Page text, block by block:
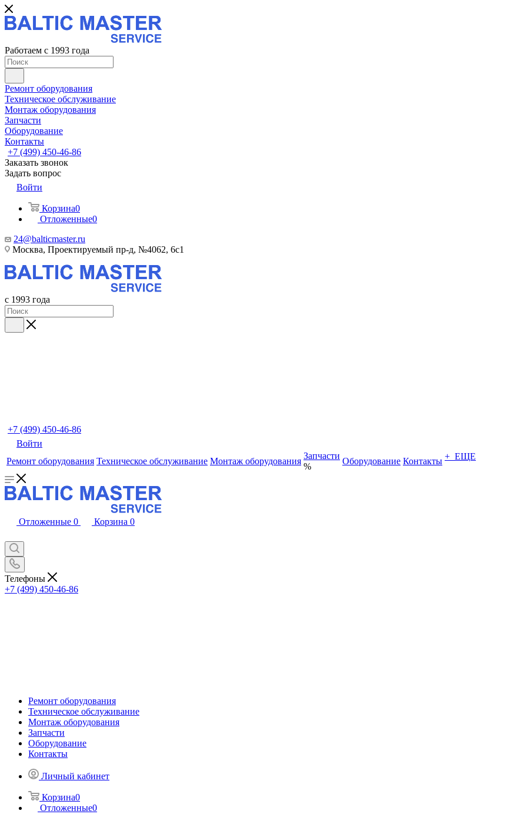
Работаем с 1993 года
Ремонт оборудования
Техническое обслуживание
Монтаж оборудования
Запчасти
Оборудование
Контакты
+7 (499) 450-46-86
Заказать звонок
Задать вопрос
Войти
Корзина0
Отложенные0
24@balticmaster.ru
Москва, Проектируемый пр-д, №4062, 6с1
с 1993 года
+7 (499) 450-46-86
Войти
Ремонт оборудования Техническое обслуживание Монтаж оборудования
Запчасти
%
Оборудование Контакты + ЕЩЕ
Отложенные 0 Корзина 0
Телефоны
+7 (499) 450-46-86
Ремонт оборудования
Техническое обслуживание
Монтаж оборудования
Запчасти
Оборудование
Контакты
Личный кабинет
Корзина0
Отложенные0